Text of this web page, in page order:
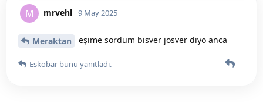
M mrvehl 9 May 2025
Meraktan eşime sordum bisver josver diyo anca
Eskobar bunu yanıtladı.